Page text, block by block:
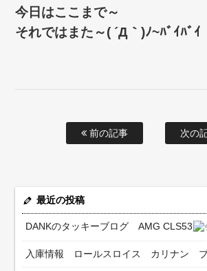
今日はここまで～
それではまた～( ´Д｀)ﾉ~ﾊﾞｲﾊﾞｲ
前の記事 次の
最近の投稿
DANKのタッキーブログ AMG CLS53
入庫情報 ロールスロイス カリナン ブ